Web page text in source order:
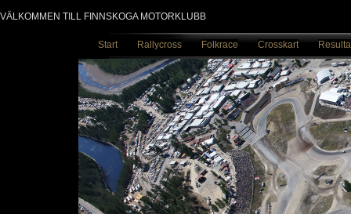
VÄLKOMMEN TILL FINNSKOGA MOTORKLUBB
Start Rallycross Folkrace Crosskart